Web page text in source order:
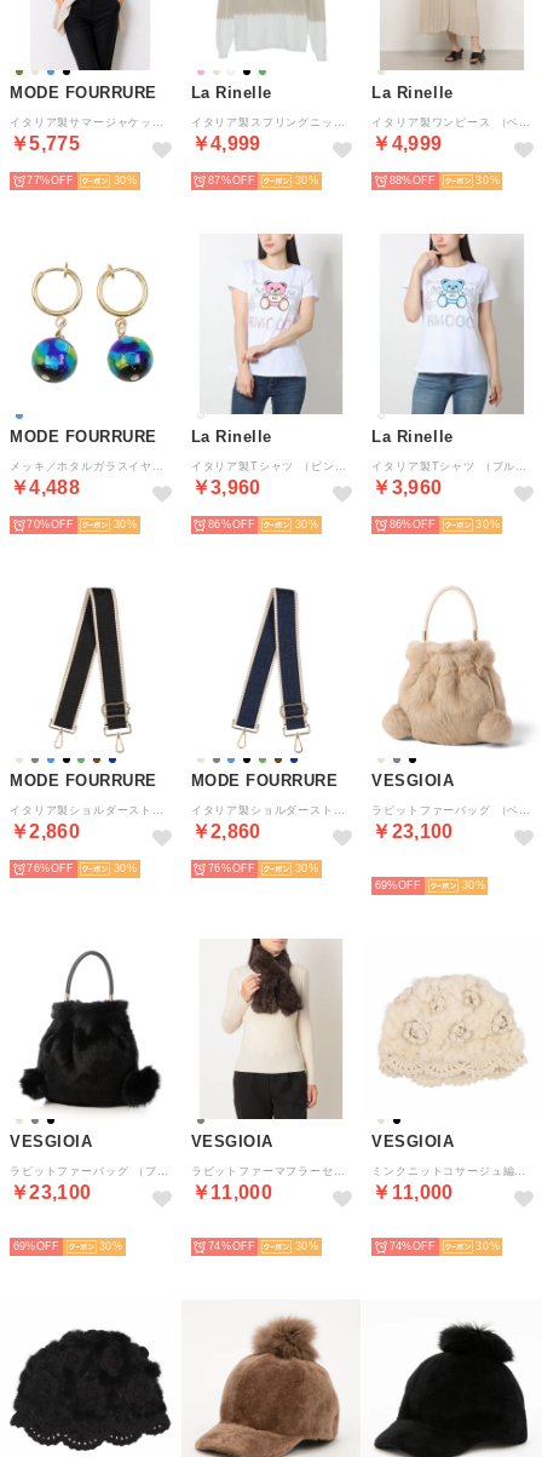
MODE FOURRURE
￥5,775
77% 30
La Rinelle
￥4,999
87% 30
La Rinelle
￥4,999
88% 30
MODE FOURRURE
￥4,488
70% 30
La Rinelle
￥3,960
86% 30
La Rinelle
￥3,960
86% 30
MODE FOURRURE
￥2,860
76% 30
MODE FOURRURE
￥2,860
76% 30
VESGIOIA
￥23,100
69%
30
VESGIOIA
￥23,100
69%
30
VESGIOIA
￥11,000
74%
30
VESGIOIA
￥11,000
74%
30